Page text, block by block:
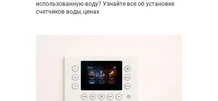
использованную воду? Узнайте все об установке
счетчиков воды, ценах